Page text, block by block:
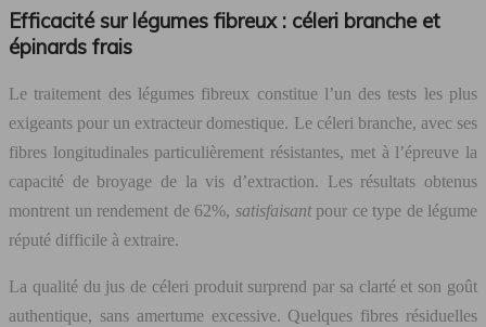
Efficacité sur légumes fibreux : céleri branche et
épinards frais
Le traitement des légumes fibreux constitue l’un des tests les plus
exigeants pour un extracteur domestique. Le céleri branche, avec ses
fibres longitudinales particulièrement résistantes, met à l’épreuve la
capacité de broyage de la vis d’extraction. Les résultats obtenus
montrent un rendement de 62%, satisfaisant pour ce type de légume
réputé difficile à extraire.
La qualité du jus de céleri produit surprend par sa clarté et son goût
authentique, sans amertume excessive. Quelques fibres résiduelles